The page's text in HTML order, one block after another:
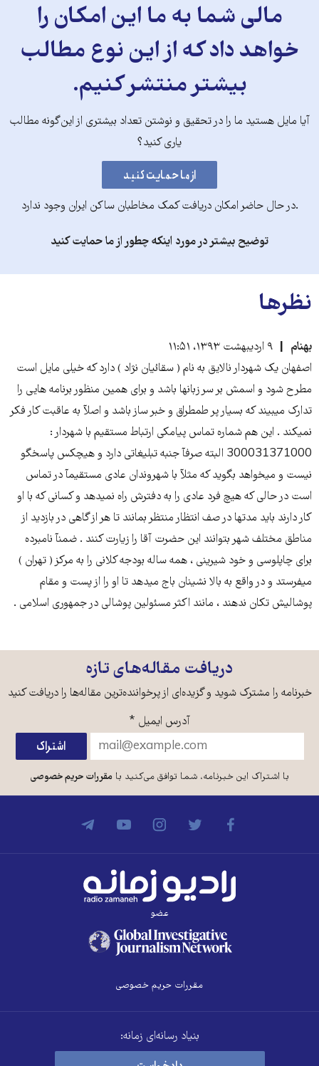
مالی شما به ما این امکان را
خواهد داد که از این نوع مطالب
بیشتر منتشر کنیم.
آیا مایل هستید ما را در تحقیق و نوشتن تعداد بیشتری از این‌گونه مطالب
یاری کنید؟
.در حال حاضر امکان دریافت کمک مخاطبان ساکن ایران وجود ندارد
توضیح بیشتر در مورد اینکه چطور از ما حمایت کنید
نظرها
بهنام
۹ اردیبهشت ۱۳۹۳، ۱۱:۵۱
اصفهان یک شهردار نالایق به نام ( سقائیان نژاد ) دارد که خیلی مایل است
مطرح شود و اسمش بر سر زبانها باشد و برای همین منظور برنامه هایی را
تدارک میبیند که بسیار پر طمطراق و خبر ساز باشد و اصلآ به عاقبت کار فکر
نمیکند . این هم شماره تماس پیامکی ارتباط مستقیم با شهردار :
300031371000 البته صرفآ جنبه تبلیغاتی دارد و هیچکس پاسخگو
نیست و میخواهد بگوید که مثلآ با شهروندان عادی مستقیمآ در تماس
است در حالی که هیچ فرد عادی را به دفترش راه نمیدهد و کسانی که با او
کار دارند باید مدتها در صف انتظار منتظر بمانند تا هر از گاهی در بازدید از
مناطق مختلف شهر بتوانند این حضرت آقا را زیارت کنند . ضمنآ نامبرده
برای چاپلوسی و خود شیرینی ، همه ساله بودجه کلانی را به مرکز ( تهران )
میفرستد و در واقع به بالا نشینان باج میدهد تا او را از پست و مقام
پوشالیش تکان ندهند ، مانند اکثر مسئولین پوشالی در جمهوری اسلامی .
دریافت مقاله‌های تازه
خبرنامه را مشترک شوید و گزیده‌ای از پرخواننده‌ترین مقاله‌ها را دریافت کنید
آدرس ایمیل *
با اشتراک این خبرنامه، شما توافق می‌کنید بامقررات حریم خصوصی
عضو
مقررات حریم خصوصی
بنیاد رسانه‌ای زمانه: